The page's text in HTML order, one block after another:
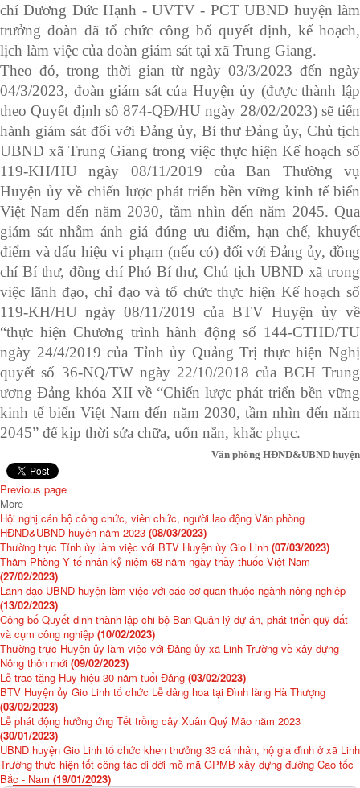
chí Dương Đức Hạnh - UVTV - PCT UBND huyện làm
trưởng đoàn đã tổ chức công bố quyết định, kế hoạch,
lịch làm việc của đoàn giám sát tại xã Trung Giang.
Theo đó, trong thời gian từ ngày 03/3/2023 đến ngày
04/3/2023, đoàn giám sát của Huyện ủy (được thành lập
theo Quyết định số 874-QĐ/HU ngày 28/02/2023) sẽ tiến
hành giám sát đối với Đảng ủy, Bí thư Đảng ủy, Chủ tịch
UBND xã Trung Giang trong việc thực hiện Kế hoạch số
119-KH/HU ngày 08/11/2019 của Ban Thường vụ
Huyện ủy về chiến lược phát triển bền vững kinh tế biển
Việt Nam đến năm 2030, tầm nhìn đến năm 2045. Qua
giám sát nhằm ánh giá đúng ưu điểm, hạn chế, khuyết
điểm và dấu hiệu vi phạm (nếu có) đối với Đảng ủy, đồng
chí Bí thư, đồng chí Phó Bí thư, Chủ tịch UBND xã trong
việc lãnh đạo, chỉ đạo và tổ chức thực hiện Kế hoạch số
119-KH/HU ngày 08/11/2019 của BTV Huyện ủy về
“thực hiện Chương trình hành động số 144-CTHĐ/TU
ngày 24/4/2019 của Tỉnh ủy Quảng Trị thực hiện Nghị
quyết số 36-NQ/TW ngày 22/10/2018 của BCH Trung
ương Đảng khóa XII về “Chiến lược phát triển bền vững
kinh tế biển Việt Nam đến năm 2030, tầm nhìn đến năm
2045” để kịp thời sửa chữa, uốn nắn, khắc phục.
Văn phòng HĐND&UBND huyện
Previous page
More
Hội nghị cán bộ công chức, viên chức, người lao động Văn phòng
HĐND&UBND huyện năm 2023 (08/03/2023)
Thường trực Tỉnh ủy làm việc với BTV Huyện ủy Gio Linh (07/03/2023)
Thăm Phòng Y tế nhân kỷ niệm 68 năm ngày thầy thuốc Việt Nam
(27/02/2023)
Lãnh đạo UBND huyện làm việc với các cơ quan thuộc ngành nông nghiệp
(13/02/2023)
Công bố Quyết định thành lập chi bộ Ban Quản lý dự án, phát triển quỹ đất
và cụm công nghiệp (10/02/2023)
Thường trực Huyện ủy làm việc với Đảng ủy xã Linh Trường về xây dựng
Nông thôn mới (09/02/2023)
Lễ trao tặng Huy hiệu 30 năm tuổi Đảng (03/02/2023)
BTV Huyện ủy Gio Linh tổ chức Lễ dâng hoa tại Đình làng Hà Thượng
(03/02/2023)
Lễ phát động hưởng ứng Tết trồng cây Xuân Quý Mão năm 2023
(30/01/2023)
UBND huyện Gio Linh tổ chức khen thưởng 33 cá nhân, hộ gia đình ở xã Linh
Trường thực hiện tốt công tác di dời mồ mã GPMB xây dựng đường Cao tốc
Bắc - Nam (19/01/2023)